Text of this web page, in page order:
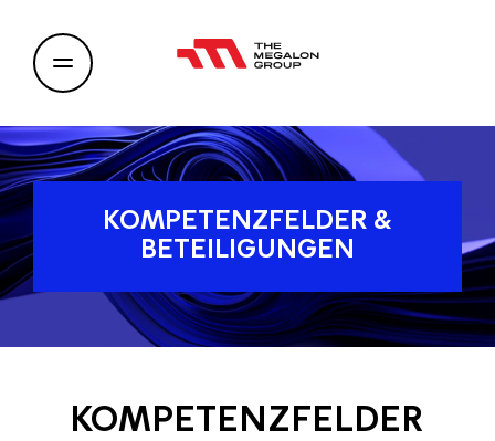
KOMPETENZFELDER &
BETEILIGUNGEN
KOMPETENZFELDER